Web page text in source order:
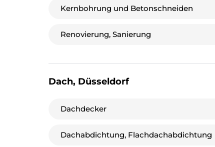
Kernbohrung und Betonschneiden
Renovierung, Sanierung
Dach, Düsseldorf
Dachdecker
Dachabdichtung, Flachdachabdichtung